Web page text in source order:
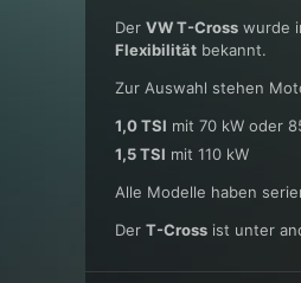
Der VW T-Cross wurde
Flexibilität bekannt.
Zur Auswahl stehen
1,0 TSI mit 70 kW oder
1,5 TSI mit 110 kW
Alle Modelle haben
Der T-Cross ist unter